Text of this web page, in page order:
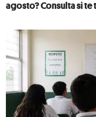
agosto? Consulta si